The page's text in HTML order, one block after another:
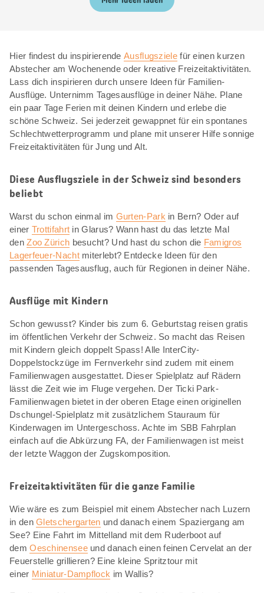
Hier findest du inspirierendeAusflugszielefür einen kurzen
Abstecher am Wochenende oder kreative Freizeitaktivitäten.
Lass dich inspirieren durch unsere Ideen für Familien-
Ausflüge. Unternimm Tagesausflüge in deiner Nähe. Plane
ein paar Tage Ferien mit deinen Kindern und erlebe die
schöne Schweiz. Sei jederzeit gewappnet für ein spontanes
Schlechtwetterprogramm und plane mit unserer Hilfe sonnige
Freizeitaktivitäten für Jung und Alt.
Diese Ausflugsziele in der Schweiz sind besonders
beliebt
Warst du schon einmal im Gurten-Park in Bern? Oder auf
einer Trottifahrt in Glarus? Wann hast du das letzte Mal
denZoo Zürich besucht? Und hast du schon die Famigros
Lagerfeuer-Nachtmiterlebt? Entdecke Ideen für den
passenden Tagesausflug, auch für Regionen in deiner Nähe.
Ausflüge mit Kindern
Schon gewusst? Kinder bis zum 6. Geburtstag reisen gratis
im öffentlichen Verkehr der Schweiz. So macht das Reisen
mit Kindern gleich doppelt Spass! Alle InterCity-
Doppelstockzüge im Fernverkehr sind zudem mit einem
Familienwagen ausgestattet. Dieser Spielplatz auf Rädern
lässt die Zeit wie im Fluge vergehen. Der Ticki Park-
Familienwagen bietet in der oberen Etage einen originellen
Dschungel-Spielplatz mit zusätzlichem Stauraum für
Kinderwagen im Untergeschoss. Achte im SBB Fahrplan
einfach auf die Abkürzung FA, der Familienwagen ist meist
der letzte Waggon der Zugskomposition.
Freizeitaktivitäten für die ganze Familie
Wie wäre es zum Beispiel mit einem Abstecher nach Luzern
in denGletschergarten und danach einem Spaziergang am
See? Eine Fahrt im Mittelland mit dem Ruderboot auf
demOeschinenseeund danach einen feinen Cervelat an der
Feuerstelle grillieren? Eine kleine Spritztour mit
einer Miniatur-Dampflock im Wallis?